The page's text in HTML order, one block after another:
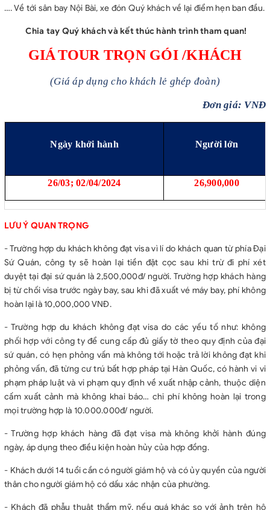
…. Về tới sân bay Nội Bài, xe đón Quý khách về lại điểm hẹn ban đầu.
Chia tay Quý khách và kết thúc hành trình tham quan!
GIÁTOUR TRỌN GÓI /KHÁCH
(Giá áp dụng cho khách lẻ ghép đoàn)
Đơn giá: VNĐ
Ngày khởi hành Người lớn
26/03; 02/04/2024 26,900,000
LƯU Ý QUAN TRỌNG
- Trường hợp du khách không đạt visa vì lí do khách quan từ phía Đại
Sứ Quán, công ty sẽ hoàn lại tiền đặt cọc sau khi trừ đi phí xét
duyệt tại đại sứ quán là 2,500,000đ/ người. Trường hợp khách hàng
bị từ chối visa trước ngày bay, sau khi đã xuất vé máy bay, phí không
hoàn lại là 10,000,000 VNĐ.
- Trường hợp du khách không đạt visa do các yếu tố như: không
phối hợp với công ty để cung cấp đủ giấy tờ theo quy định của đại
sứ quán, có hẹn phỏng vấn mà không tới hoặc trả lời không đạt khi
phỏng vấn, đã từng cư trú bất hợp pháp tại Hàn Quốc, có hành vi vi
phạm pháp luật và vi phạm quy định về xuất nhập cảnh, thuộc diện
cấm xuất cảnh mà không khai báo… chi phí không hoàn lại trong
mọi trường hợp là 10.000.000đ/ người.
- Trường hợp khách hàng đã đạt visa mà không khởi hành đúng
ngày, áp dụng theo điều kiện hoàn hủy của hợp đồng.
- Khách dưới 14 tuổi cần có người giám hộ và có ủy quyền của người
thân cho người giám hộ có dấu xác nhận của phường.
- Khách đã phẫu thuật thẩm mỹ, nếu quá khác so với ảnh trên hộ